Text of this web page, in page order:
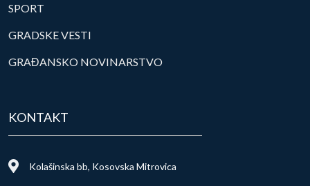
SPORT
GRADSKE VESTI
GRAĐANSKO NOVINARSTVO
KONTAKT
Kolašinska bb, Kosovska Mitrovica